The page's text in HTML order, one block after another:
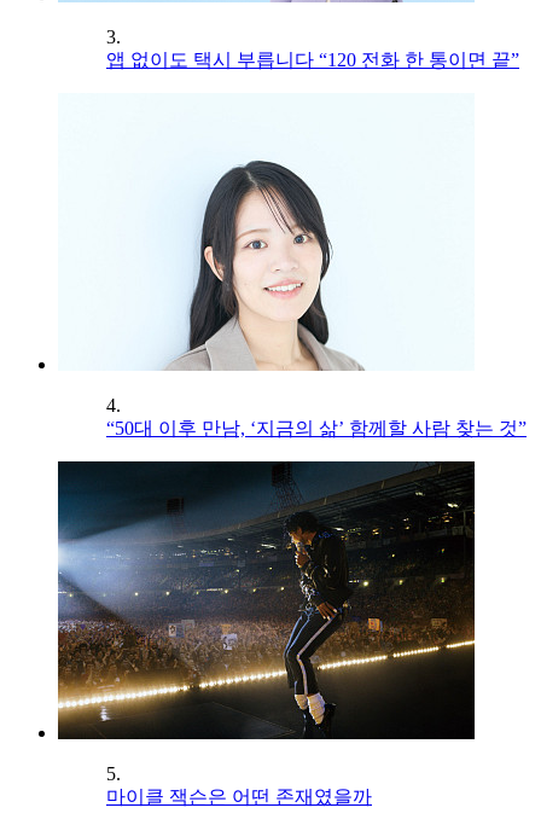
3.
앱 없이도 택시 부릅니다 “120 전화 한 통이면 끝”
4.
“50대 이후 만남, ‘지금의 삶’ 함께할 사람 찾는 것”
5.
마이클 잭슨은 어떤 존재였을까